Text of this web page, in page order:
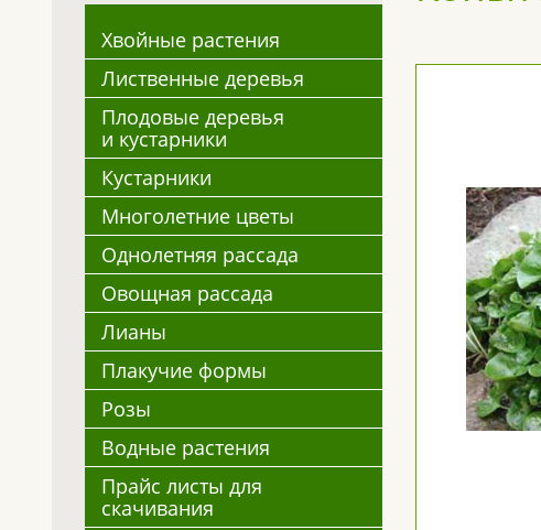
Хвойные растения
Лиственные деревья
Плодовые деревья
и кустарники
Кустарники
Многолетние цветы
Однолетняя рассада
Овощная рассада
Лианы
Плакучие формы
Розы
Водные растения
Прайс листы для
скачивания